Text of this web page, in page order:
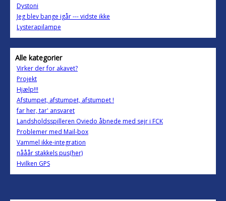
Dystoni
Jeg blev bange igår --- vidste ikke
Lysterapilampe
Alle kategorier
Virker der for akavet?
Projekt
Hjælp!!!
Afstumpet, afstumpet, afstumpet !
far her, tar' ansvaret
Landsholdsspilleren Oviedo åbnede med sejr i FCK
Problemer med Mail-box
Vammel ikke-integration
nååår stakkels pus(her)
Hvilken GPS